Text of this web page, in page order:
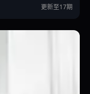
更新至17期